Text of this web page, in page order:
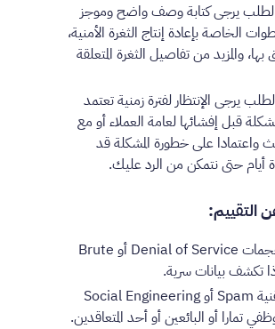
يرجى كتابة وصف واضح وموجز
الخاصة بإعادة إنتاج الثغرة الأمنية،
بها، والمزيد من تفاصيل الثغرة المتعلقة
يرجى الإنتظار لفترة زمنية تعتمد
قبل إفشائها لعامة العملاء أو مع
واعتمادا على خطورة المشكلة قد
حتى نتمكن من الرد عليك.
التقييم:
استخدام هجمات Denial of Service أو Brute
استخدام تقنية Spam أو Social Engineering
تمارا أو البائعين أو أحد المتعاقدين.